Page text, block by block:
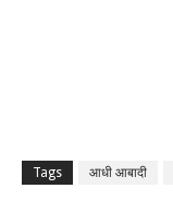
Tags आधी आबादी